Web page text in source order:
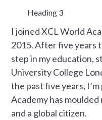
Heading 3
I joined XCL World
2015. After five years
step in my education,
University College
the past five years,
Academy has
and a global citizen.